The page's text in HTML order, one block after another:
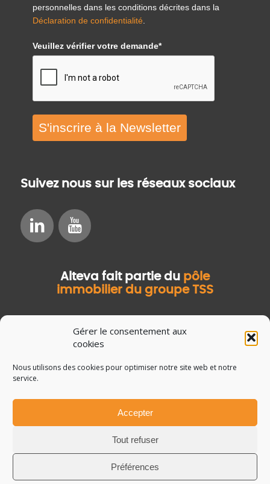
Gérer le consentement aux
cookies
Nous utilisons des cookies pour optimiser notre site web et notre
service.
Accepter
Tout refuser
Préférences
personnelles dans les conditions décrites dans la
Déclaration de confidentialité.
Veuillez vérifier votre demande*
S'inscrire à la Newsletter
Suivez nous sur les réseaux sociaux
Alteva fait partie du pôle
immobilier du groupe TSS
© Copyright Salvia Développement
Données personnelles Guide de la GMAO